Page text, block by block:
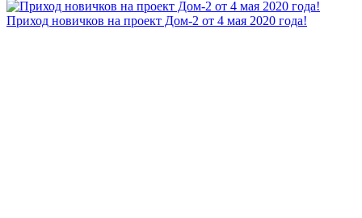
Приход новичков на проект Дом-2 от 4 мая 2020 года!